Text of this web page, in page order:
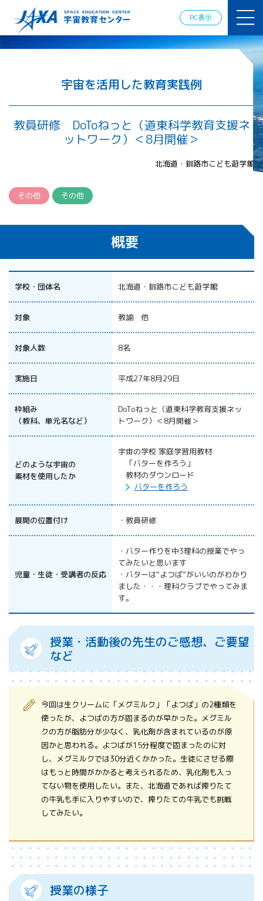
PC表示
ミー
ロスペース
情報の発
信
宇宙を活用
した教育実
践例
体験的学
習機会の
提供（国
地域宇宙機
関会議）宇
宙教育 for
All 分科会
APRSAF宇宙
教育 for All
分科会 年次
会合
ターコンテ
スト
APRSAF教員
宇宙教育会
議）
遣プログラ
ム
宇宙を活用した教育実践例
教員研修 DoToねっと（道東科学教育支援ネ
ットワーク）＜8月開催＞
北海道・釧路市こども遊学館
その他 その他
概要
学校・団体名 北海道・釧路市こども遊学館
対象 教諭 他
対象人数 8名
実施日 平成27年8月29日
枠組み
（教科、単元名など）
DoToねっと（道東科学教育支援ネッ
トワーク）＜8月開催＞
どのような宇宙の
素材を使用したか
宇宙の学校 家庭学習用教材
「バターを作ろう」
教材のダウンロード
バターを作ろう
展開の位置付け ・教員研修
児童・生徒・受講者の反応
・バター作りを中3理科の授業でやっ
てみたいと思います
・バターは“よつば”がいいのがわかり
ました・・・理科クラブでやってみま
す。
授業・活動後の先生のご感想、ご要望
など
今回は生クリームに「メグミルク」「よつば」の2種類を
使ったが、よつばの方が固まるのが早かった。メグミル
クの方が脂肪分が少なく、乳化剤が含まれているのが原
因かと思われる。よつばが15分程度で固まったのに対
し、メグミルクでは30分近くかかった。生徒にさせる際
はもっと時間がかかると考えられるため、乳化剤も入っ
てない物を使用したい。また、北海道であれば搾りたて
の牛乳も手に入りやすいので、搾りたての牛乳でも挑戦
してみたい。
授業の様子